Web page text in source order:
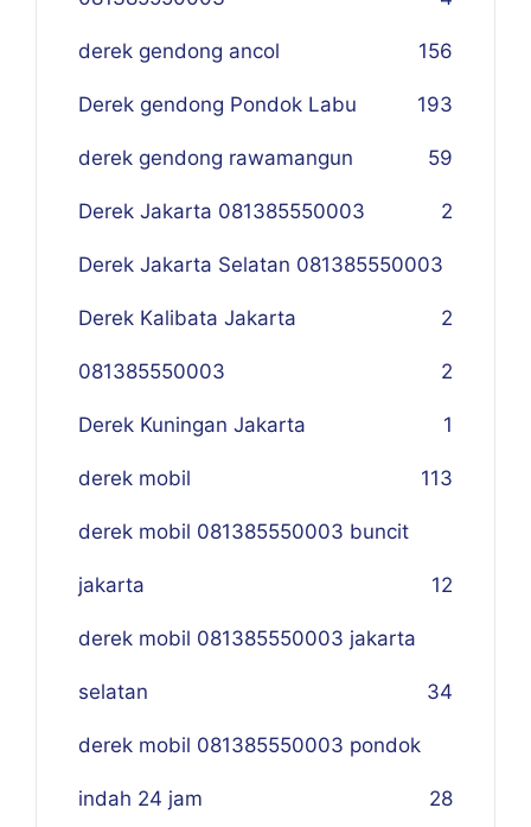
derek gendong ancol 156
Derek gendong Pondok Labu 193
derek gendong rawamangun 59
Derek Jakarta 081385550003 2
Derek Jakarta Selatan 081385550003
2
Derek Kalibata Jakarta
081385550003 2
Derek Kuningan Jakarta 1
derek mobil 113
derek mobil 081385550003 buncit
jakarta 12
derek mobil 081385550003 jakarta
selatan 34
derek mobil 081385550003 pondok
indah 24 jam 28